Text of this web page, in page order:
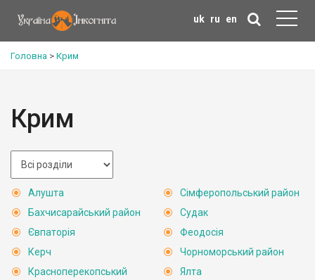
uk ru en
Головна > Крим
Крим
Алушта
Бахчисарайський район
Євпаторія
Керч
Красноперекопський
Сімферопольський район
Судак
Феодосія
Чорноморський район
Ялта